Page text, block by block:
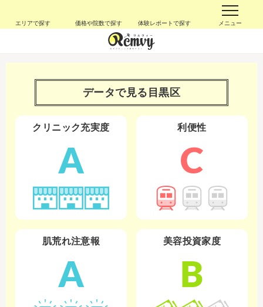
エリアで探す 価格や院数で探す 体験レポートで探す メニュー
データで見る 目黒区
クリニック充実度
A
利便性
C
肌荒れ注意報
A
美容投資家度
B